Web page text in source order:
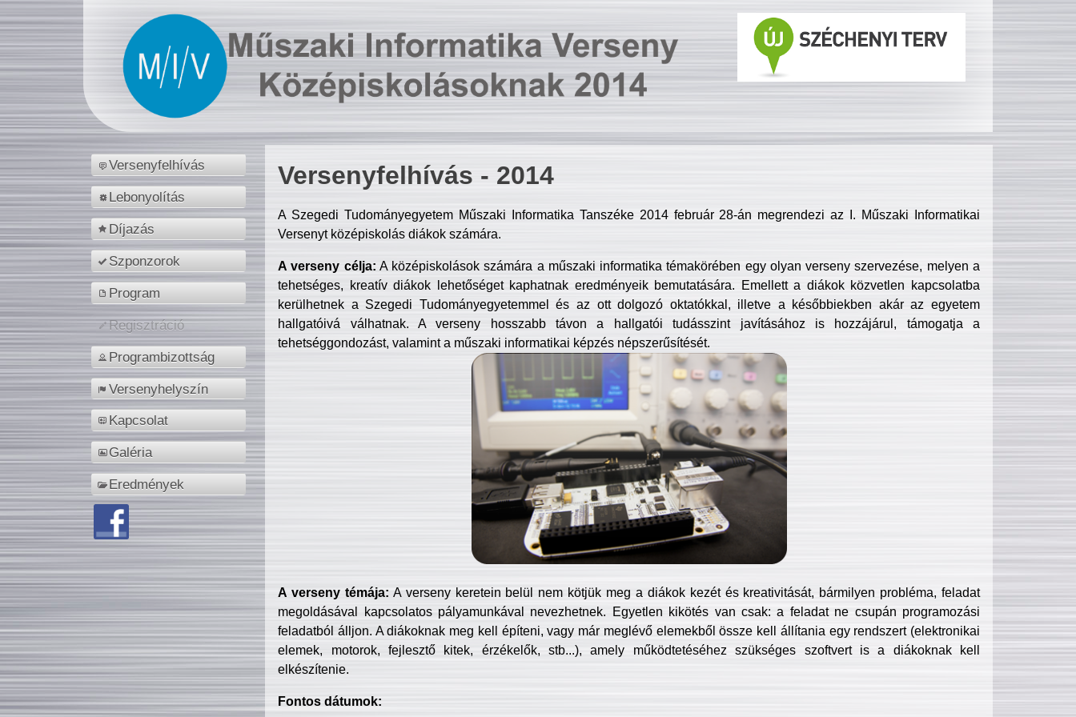
Versenyfelhívás
Lebonyolítás
Díjazás
Szponzorok
Program
Regisztráció
Programbizottság
Versenyhelyszín
Kapcsolat
Galéria
Eredmények
Versenyfelhívás - 2014
A Szegedi Tudományegyetem Műszaki Informatika Tanszéke 2014 február 28-án megrendezi az I. Műszaki Informatikai
Versenyt középiskolás diákok számára.
A verseny célja: A középiskolások számára a műszaki informatika témakörében egy olyan verseny szervezése, melyen a
tehetséges, kreatív diákok lehetőséget kaphatnak eredményeik bemutatására. Emellett a diákok közvetlen kapcsolatba
kerülhetnek a Szegedi Tudományegyetemmel és az ott dolgozó oktatókkal, illetve a későbbiekben akár az egyetem
hallgatóivá válhatnak. A verseny hosszabb távon a hallgatói tudásszint javításához is hozzájárul, támogatja a
tehetséggondozást, valamint a műszaki informatikai képzés népszerűsítését.
A verseny témája: A verseny keretein belül nem kötjük meg a diákok kezét és kreativitását, bármilyen probléma, feladat
megoldásával kapcsolatos pályamunkával nevezhetnek. Egyetlen kikötés van csak: a feladat ne csupán programozási
feladatból álljon. A diákoknak meg kell építeni, vagy már meglévő elemekből össze kell állítania egy rendszert (elektronikai
elemek, motorok, fejlesztő kitek, érzékelők, stb...), amely működtetéséhez szükséges szoftvert is a diákoknak kell
elkészítenie.
Fontos dátumok: